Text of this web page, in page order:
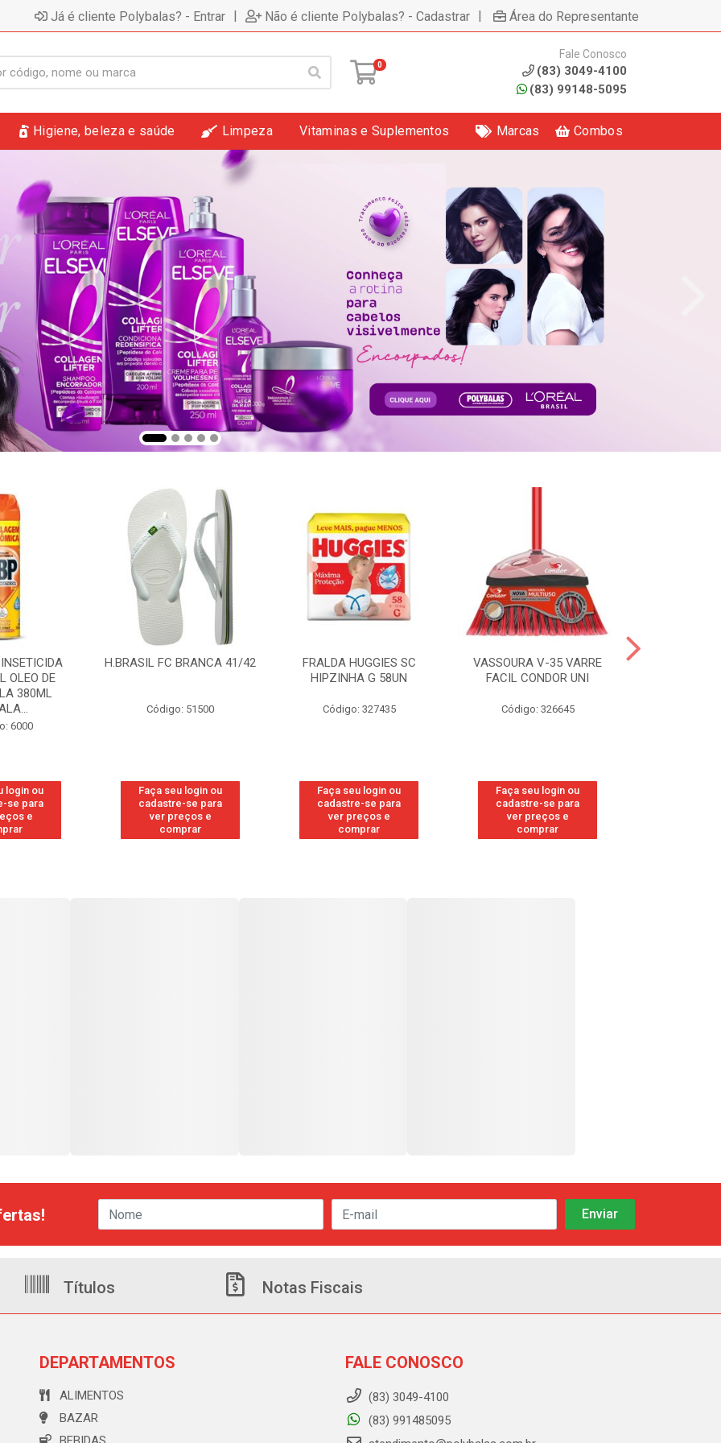
Já é cliente Polybalas? - Entrar | Não é cliente Polybalas? - Cadastrar | Área do Representante
0
Fale Conosco
(83) 3049-4100
(83) 99148-5095
Higiene, beleza e saúde Limpeza Vitaminas e Suplementos Marcas Combos
OLEO DE
380ML
6000
login ou
se para
e
H.BRASIL FC BRANCA 41/42
Código: 51500
Faça seu login ou
cadastre-se para
ver preços e
comprar
FRALDA HUGGIES SC
HIPZINHA G 58UN
Código: 327435
Faça seu login ou
cadastre-se para
ver preços e
comprar
VASSOURA V-35 VARRE
FACIL CONDOR UNI
Código: 326645
Faça seu login ou
cadastre-se para
ver preços e
comprar
Títulos Notas Fiscais
DEPARTAMENTOS
ALIMENTOS
BAZAR
FALE CONOSCO
(83) 3049-4100
(83) 991485095